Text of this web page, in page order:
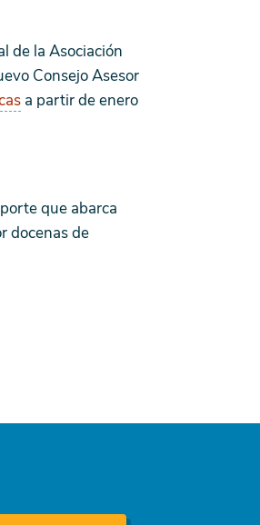
de la Asociación
Consejo Asesor
a partir de enero
que abarca
docenas de